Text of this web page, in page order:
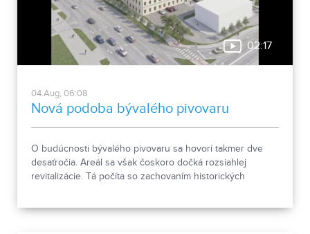
02:17
04.Aug, 06:08
Nová podoba bývalého pivovaru
O budúcnosti bývalého pivovaru sa hovorí takmer dve
desaťročia. Areál sa však čoskoro dočká rozsiahlej
revitalizácie. Tá počíta so zachovaním historických